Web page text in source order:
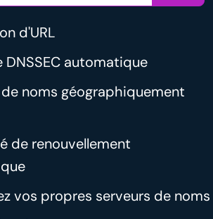
d'URL
DNSSEC automatique
noms géographiquement
de renouvellement
vos propres serveurs de noms